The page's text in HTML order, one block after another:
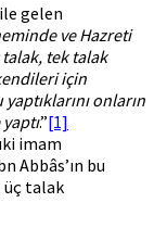
gelen
ve Hazreti
tek talak
için
onların
.”[1]
imam
Abbâs’ın bu
üç talak